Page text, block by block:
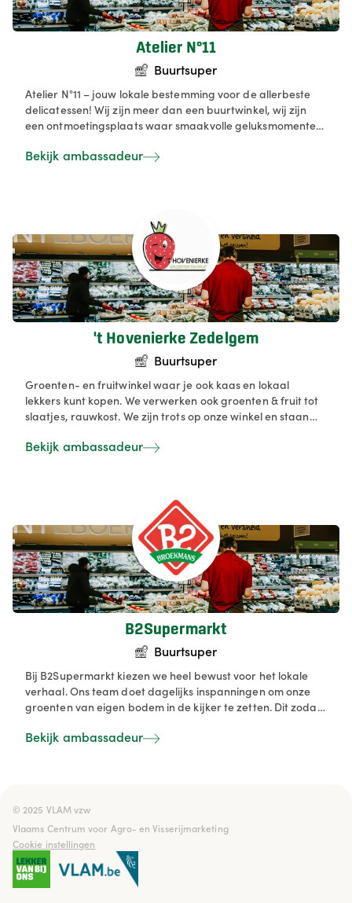
Atelier N°11
Buurtsuper
Atelier N°11 – jouw lokale bestemming voor de allerbeste
delicatessen! Wij zijn meer dan een buurtwinkel, wij zijn
een ontmoetingsplaats waar smaakvolle geluksmomenten
kazen, charcuterie, heerlijke traiteurgerechten en
het beste van bij ons te bieden. Kom gezellig ontbijten,
lunchen of aperitieven in onze koffiebar en ontdek hoe
lekker lokaal kan zijn! ☕️🍷 #LekkerVanBijOns
Bekijk ambassadeur
't Hovenierke Zedelgem
Buurtsuper
Groenten- en fruitwinkel waar je ook kaas en lokaal
lekkers kunt kopen. We verwerken ook groenten & fruit tot
slaatjes, rauwkost. We zijn trots op onze winkel en staan
Bekijk ambassadeur
B2Supermarkt
Buurtsuper
Bij B2Supermarkt kiezen we heel bewust voor het lokale
verhaal. Ons team doet dagelijks inspanningen om onze
groenten van eigen bodem in de kijker te zetten. Dit zodat
groenterayon. Wij maken onze klanten graag wegwijs aan
Bekijk ambassadeur
© 2025 VLAM vzw
Vlaams Centrum voor Agro- en Visserijmarketing
Cookie instellingen